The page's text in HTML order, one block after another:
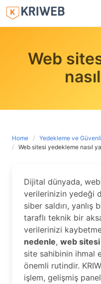
Skip
to
content
Web
Home
Yedekleme ve
Web sitesi yedekleme nasıl
Dijital dünyada,
verilerinizin yedeği
siber saldırı,
taraflı teknik bir
verilerinizi
nedenle, web
site sahibinin ihmal
önemli rutindir.
işlem, gelişmiş